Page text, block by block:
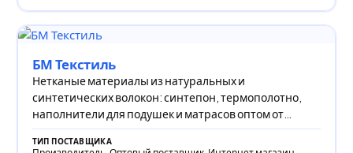
БМ Текстиль
Нетканые материалы из натуральных и
синтетических волокон: синтепон, термополотно,
наполнители для подушек и матрасов оптом от
производителя
ТИП ПОСТАВЩИКА